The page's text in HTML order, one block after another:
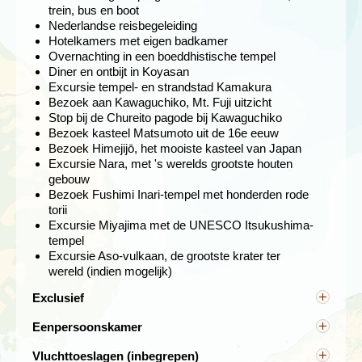
De volgende dag reizen we per bus door de Japanse
Alpen naar het pittoreske plaatsjeTakayamawaar we
één nacht verblijven. Dit dorp heeft door zijn geïsoleerde
ligging in een vallei zijn oude charme weten te bewaren.
Je ziet hier nog veel traditionele houten huizen,
uitgevoerd met schuifdeuren en -wanden om in de hete
en vochtige zomers enige verkoeling te creëren. Het
openluchtmuseum (Hida no Sato), waar traditionele
houten huizen uit dit deel van Japan zijn verzameld, is
een bezoek meer dan waard. In de omgeving van
maak je voor het eerst kennis met het enorme contrast
tussen de grote steden en het Japanse platteland.
trein, bus en boot
Nederlandse reisbegeleiding
Hotelkamers met eigen badkamer
Overnachting in een boeddhistische tempel
Diner en ontbijt in Koyasan
Excursie tempel- en strandstad Kamakura
Bezoek aan Kawaguchiko, Mt. Fuji uitzicht
Stop bij de Chureito pagode bij Kawaguchiko
Bezoek kasteel Matsumoto uit de 16e eeuw
Bezoek Himejijō, het mooiste kasteel van Japan
Excursie Nara, met 's werelds grootste houten
gebouw
Bezoek Fushimi Inari-tempel met honderden rode
torii
Excursie Miyajima met de UNESCO Itsukushima-
tempel
Excursie Aso-vulkaan, de grootste krater ter
wereld (indien mogelijk)
Exclusief
excursies, gebruik bagagevervoersysteem,
Eenpersoonskamer
Vluchttoeslagen (inbegrepen)